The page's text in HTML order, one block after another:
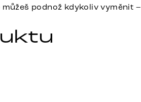
podnož kdykoliv vyměnit –